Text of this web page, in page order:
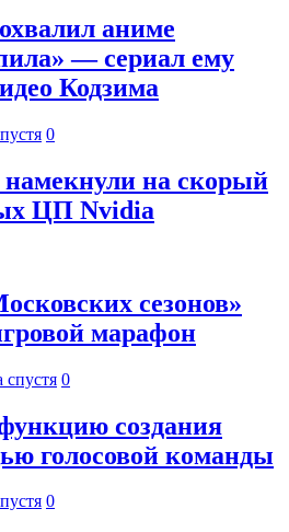
аниме
— сериал ему
Кодзима
0
на скорый
ЦП Nvidia
сезонов»
марафон
спустя 0
создания
голосовой команды
0